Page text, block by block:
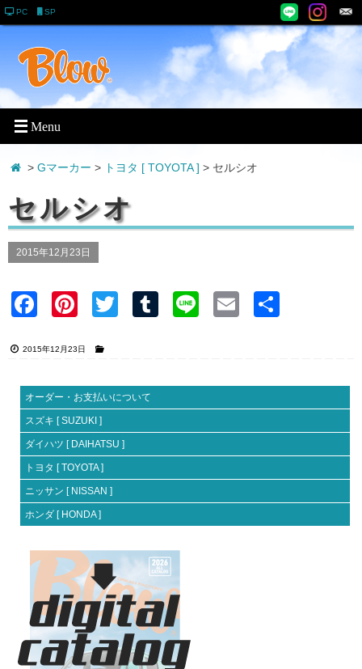
PC SP
> Gマーカー > トヨタ [ TOYOTA ] > セルシオ
セルシオ
2015年12月23日
Faceb Pinter Twitter Tumblr Line Email
2015年12月23日
オーダー・お支払いについて
スズキ [ SUZUKI ]
ダイハツ [ DAIHATSU ]
トヨタ [ TOYOTA ]
ニッサン [ NISSAN ]
ホンダ [ HONDA ]